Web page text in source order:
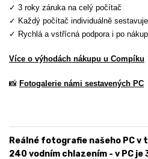
✓ 3 roky záruka na celý počítač
✓ Každý počítač individuálně
✓ Rychlá a vstřícná podpora i po
Více o výhodách nákupu u Compíku
📸 Fotogalerie námi sestavených PC
Reálné fotografie našeho PC v
240 vodním chlazením - v PC